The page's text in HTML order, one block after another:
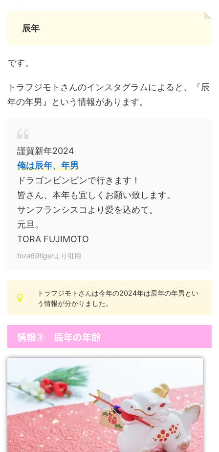
辰年
です。
トラフジモトさんのインスタグラムによると、『辰
年の年男』という情報があります。
謹賀新年2024
俺は辰年、年男
ドラゴンビンビンで行きます！
皆さん、本年も宜しくお願い致します。
サンフランシスコより愛を込めて。
元旦。
TORA FUJIMOTO
tora69tigerより引用
トラフジモトさんは今年の2024年は辰年の年男とい
う情報が分かりました。
情報③ 辰年の年齢